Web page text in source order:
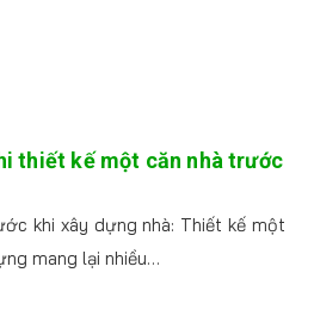
thiết kế một căn nhà trước
khi xây dựng nhà: Thiết kế một
mang lại nhiều…